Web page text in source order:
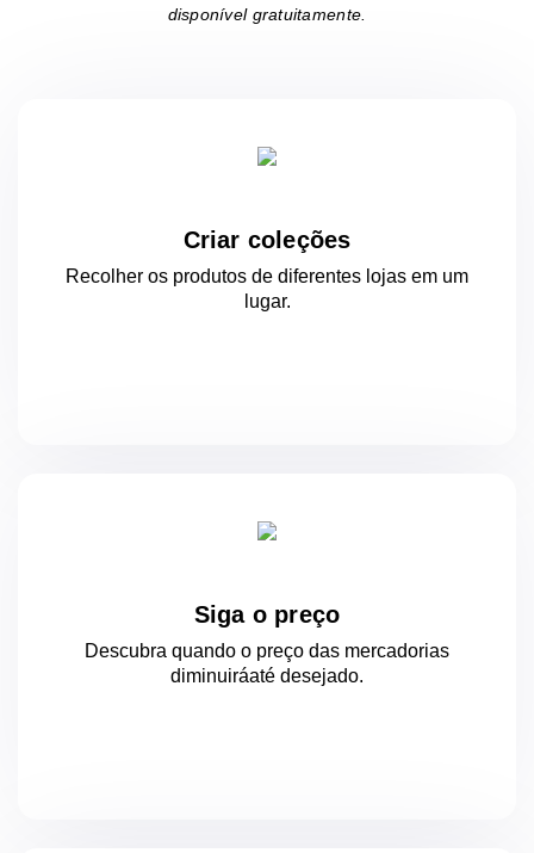
disponível gratuitamente.
Criar coleções
Recolher os produtos de diferentes lojas em um
lugar.
Siga o preço
Descubra quando o preço das mercadorias
diminuiráaté desejado.